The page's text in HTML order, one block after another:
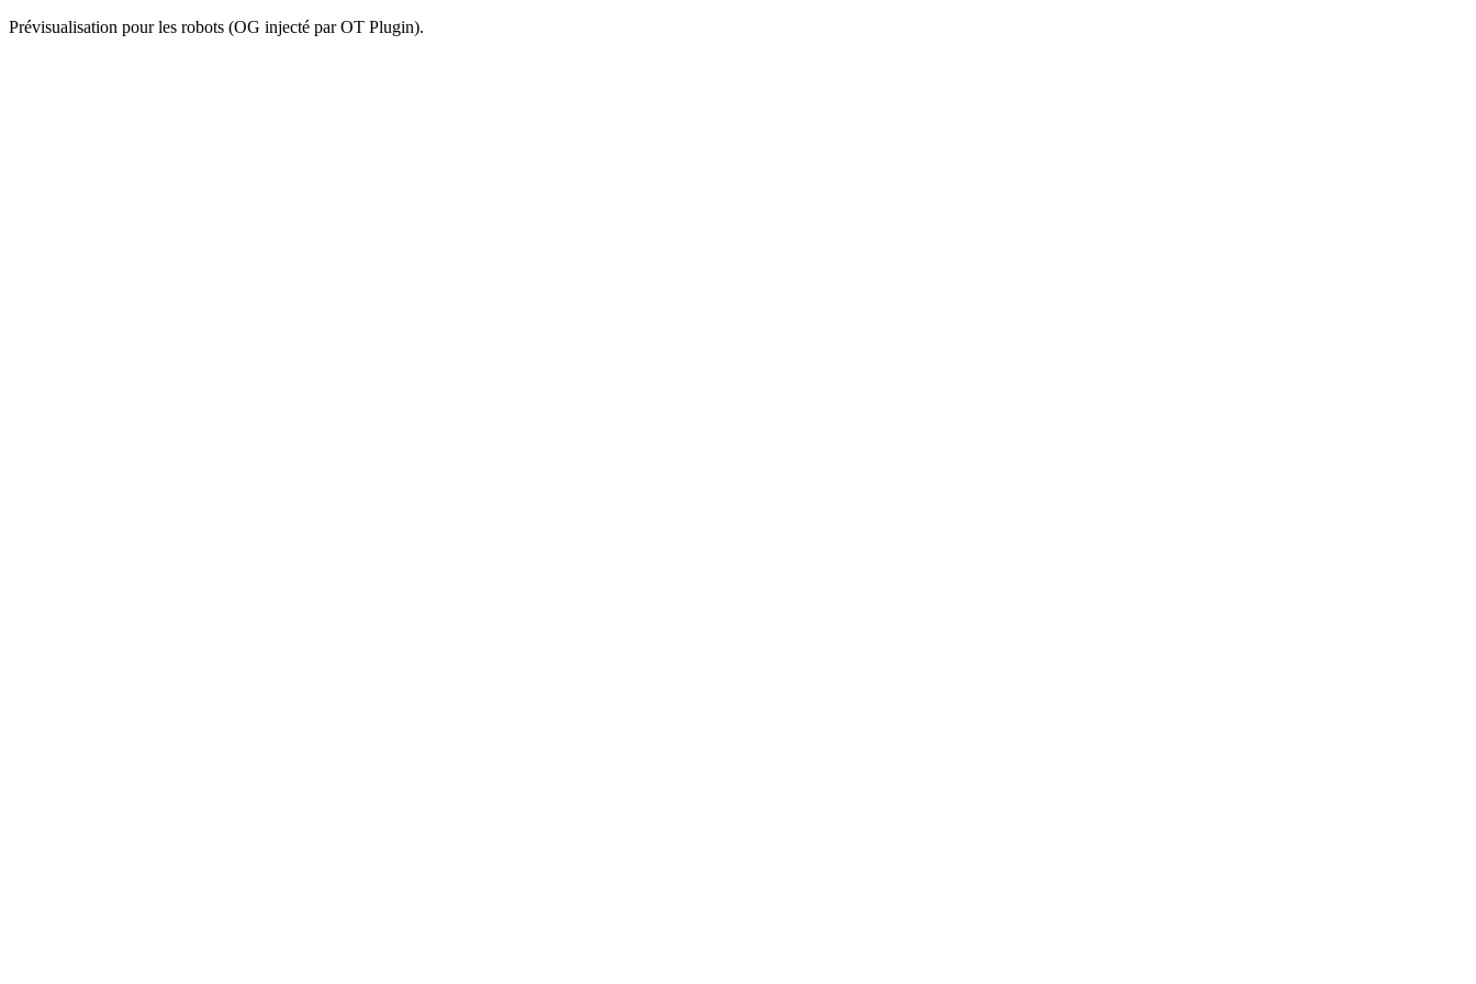
Prévisualisation pour les robots (OG injecté par OT Plugin).